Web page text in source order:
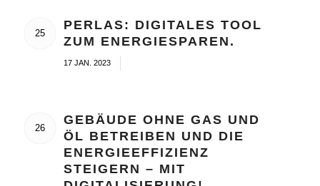
25
PERLAS: DIGITALES TOOL
ZUM ENERGIESPAREN.
17 JAN. 2023
26
GEBÄUDE OHNE GAS UND
ÖL BETREIBEN UND DIE
ENERGIEEFFIZIENZ
STEIGERN – MIT